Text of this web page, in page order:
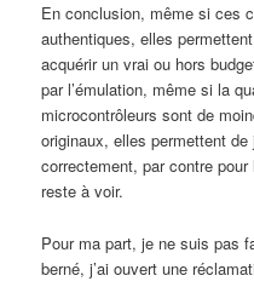
En conclusion, même si ces
authentiques, elles
acquérir un vrai ou hors
par l’émulation, même si la
microcontrôleurs sont de
originaux, elles permettent
correctement, par contre
reste à voir.
Pour ma part, je ne suis pas
berné, j’ai ouvert une